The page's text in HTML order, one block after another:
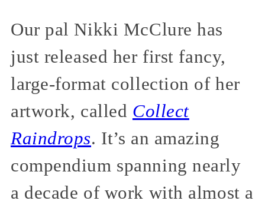
Our pal Nikki McClure has
just released her first fancy,
large-format collection of her
artwork, called Collect
Raindrops. It’s an amazing
compendium spanning nearly
a decade of work with almost a